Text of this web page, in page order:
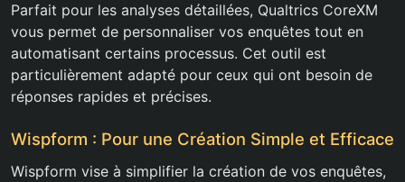
Parfait pour les analyses détaillées, Qualtrics CoreXM
vous permet de personnaliser vos enquêtes tout en
automatisant certains processus. Cet outil est
particulièrement adapté pour ceux qui ont besoin de
réponses rapides et précises.
Wispform : Pour une Création Simple et Efficace
Wispform vise à simplifier la création de vos enquêtes,